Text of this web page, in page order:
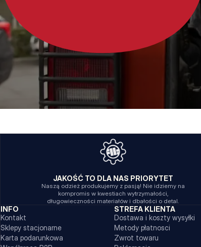
JAKOŚĆ TO DLA NAS PRIORYTET
Naszą odzież produkujemy z pasją! Nie idziemy na
kompromis w kwestiach wytrzymałości,
długowieczności materiałów i dbałości o detal.
INFO
Kontakt
Sklepy stacjonarne
Karta podarunkowa
STREFA KLIENTA
Dostawa i koszty wysyłki
Metody płatnosci
Zwrot towaru